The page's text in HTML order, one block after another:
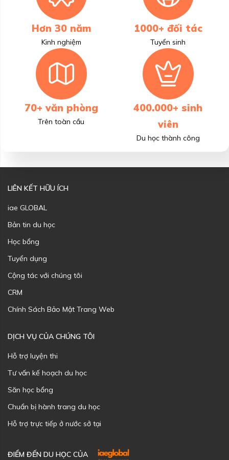
Hơn 30 năm
Kinh nghiệm
1000+ đối tác
Tuyển sinh
70+ văn phòng
Trên toàn cầu
400.000+ sinh
viên
Du học thành công
LIÊN KẾT HỮU ÍCH
iae GLOBAL
Bản tin du học
Học bổng
Tuyển dụng
Cộng tác với chúng tôi
CRM
Chính Sách Bảo Mật Trang Web
DỊCH VỤ CỦA CHÚNG TÔI
Hỗ trợ luyện thi
Tư vấn kế hoạch du học
Săn học bổng
Chuẩn bị hành trang du học
Hỗ trợ trực tiếp ở nước sở tại
ĐIỂM ĐẾN DU HỌC CỦA